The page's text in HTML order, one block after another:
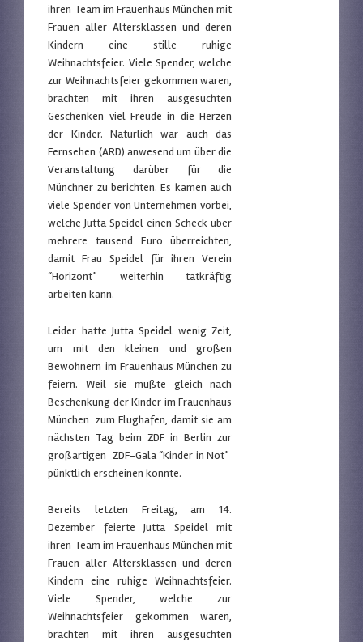
ihren Team im Frauenhaus München mit
Frauen aller Altersklassen und deren
Kindern eine stille ruhige
Weihnachtsfeier. Viele Spender, welche
zur Weihnachtsfeier gekommen waren,
brachten mit ihren ausgesuchten
Geschenken viel Freude in die Herzen
der Kinder. Natürlich war auch das
Fernsehen (ARD) anwesend um über die
Veranstaltung darüber für die
Münchner zu berichten. Es kamen auch
viele Spender von Unternehmen vorbei,
welche Jutta Speidel einen Scheck über
mehrere tausend Euro überreichten,
damit Frau Speidel für ihren Verein
“Horizont” weiterhin tatkräftig
arbeiten kann.
Leider hatte Jutta Speidel wenig Zeit,
um mit den kleinen und großen
Bewohnern im Frauenhaus München zu
feiern. Weil sie mußte gleich nach
Beschenkung der Kinder im Frauenhaus
München zum Flughafen, damit sie am
nächsten Tag beim ZDF in Berlin zur
großartigen ZDF-Gala “Kinder in Not”
pünktlich erscheinen konnte.
Bereits letzten Freitag, am 14.
Dezember feierte Jutta Speidel mit
ihren Team im Frauenhaus München mit
Frauen aller Altersklassen und deren
Kindern eine ruhige Weihnachtsfeier.
Viele Spender, welche zur
Weihnachtsfeier gekommen waren,
brachten mit ihren ausgesuchten